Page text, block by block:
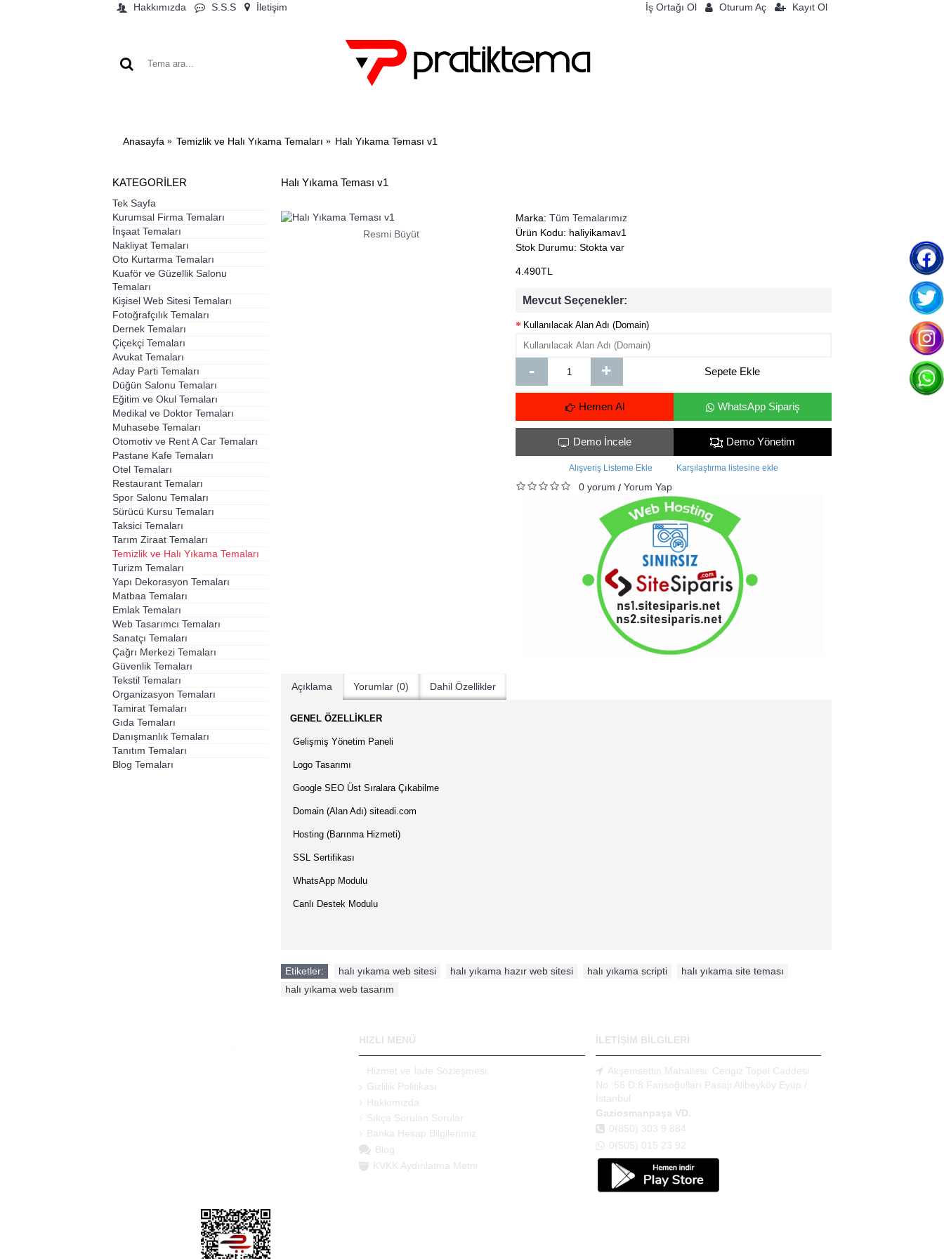
Hakkımızda S.S.S İletişim İş Ortağı Ol Oturum Aç Kayıt Ol
Anasayfa Temizlik ve Halı Yıkama Temaları Halı Yıkama Teması v1
KATEGORİLER
Tek Sayfa
Kurumsal Firma Temaları
İnşaat Temaları
Nakliyat Temaları
Oto Kurtarma Temaları
Kuaför ve Güzellik Salonu
Temaları
Kişisel Web Sitesi Temaları
Fotoğrafçılık Temaları
Dernek Temaları
Çiçekçi Temaları
Avukat Temaları
Aday Parti Temaları
Düğün Salonu Temaları
Eğitim ve Okul Temaları
Medikal ve Doktor Temaları
Muhasebe Temaları
Otomotiv ve Rent A Car Temaları
Pastane Kafe Temaları
Otel Temaları
Restaurant Temaları
Spor Salonu Temaları
Sürücü Kursu Temaları
Taksici Temaları
Tarım Ziraat Temaları
Temizlik ve Halı Yıkama Temaları
Turizm Temaları
Yapı Dekorasyon Temaları
Matbaa Temaları
Emlak Temaları
Web Tasarımcı Temaları
Sanatçı Temaları
Çağrı Merkezi Temaları
Güvenlik Temaları
Tekstil Temaları
Organizasyon Temaları
Tamirat Temaları
Gıda Temaları
Danışmanlık Temaları
Tanıtım Temaları
Blog Temaları
Halı Yıkama Teması v1
Resmi Büyüt
Marka: Tüm Temalarımız
Ürün Kodu: haliyikamav1
Stok Durumu: Stokta var
4.490TL
Mevcut Seçenekler:
Kullanılacak Alan Adı (Domain)
- + Sepete Ekle
Hemen Al WhatsApp Sipariş
Demo İncele Demo Yönetim
Alışveriş Listeme Ekle Karşılaştırma listesine ekle
0 yorum / Yorum Yap
Açıklama Yorumlar (0) Dahil Özellikler
GENEL ÖZELLİKLER
Gelişmiş Yönetim Paneli
Logo Tasarımı
Google SEO Üst Sıralara Çıkabilme
Domain (Alan Adı) siteadi.com
Hosting (Barınma Hizmeti)
SSL Sertifikası
WhatsApp Modulu
Canlı Destek Modulu
Etiketler: halı yıkama web sitesi halı yıkama hazır web sitesi halı yıkama scripti halı yıkama site teması
halı yıkama web tasarım
HIZLI MENÜ
Hizmet ve İade Sözleşmesi
Gizlilik Politikası
Hakkımızda
Sıkça Sorulan Sorular
Banka Hesap Bilgilerimiz
Blog
KVKK Aydınlatma Metni
İLETİŞİM BİLGİLERİ
Akşemsettin Mahallesi. Cengiz Topel Caddesi.
No :56 D:8 Farisoğulları Pasajı Alibeyköy Eyüp /
İstanbul
Gaziosmanpaşa VD.
0(850) 303 9 884
0(505) 015 23 92